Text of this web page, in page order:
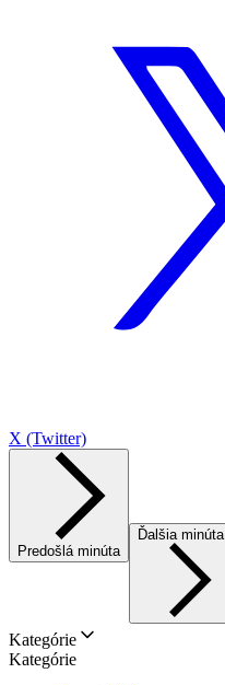
X (Twitter)
Predošlá minúta
Ďalšia minúta
Kategórie
Kategórie